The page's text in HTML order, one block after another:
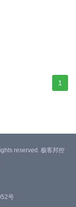
1
reserved. 极客邦控
号